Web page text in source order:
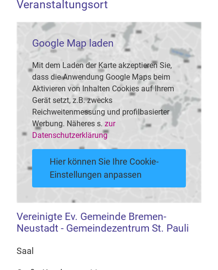
Veranstaltungsort
Google Map laden
Mit dem Laden der Karte akzeptieren Sie,
dass die Anwendung Google Maps beim
Aktivieren von Inhalten Cookies auf Ihrem
Gerät setzt, z.B. zwecks
Reichweitenmessung und profilbasierter
Werbung. Näheres s. zur
Datenschutzerklärung
Hier können Sie Ihre Cookie-
Einstellungen anpassen
Vereinigte Ev. Gemeinde Bremen-
Neustadt - Gemeindezentrum St. Pauli
Saal